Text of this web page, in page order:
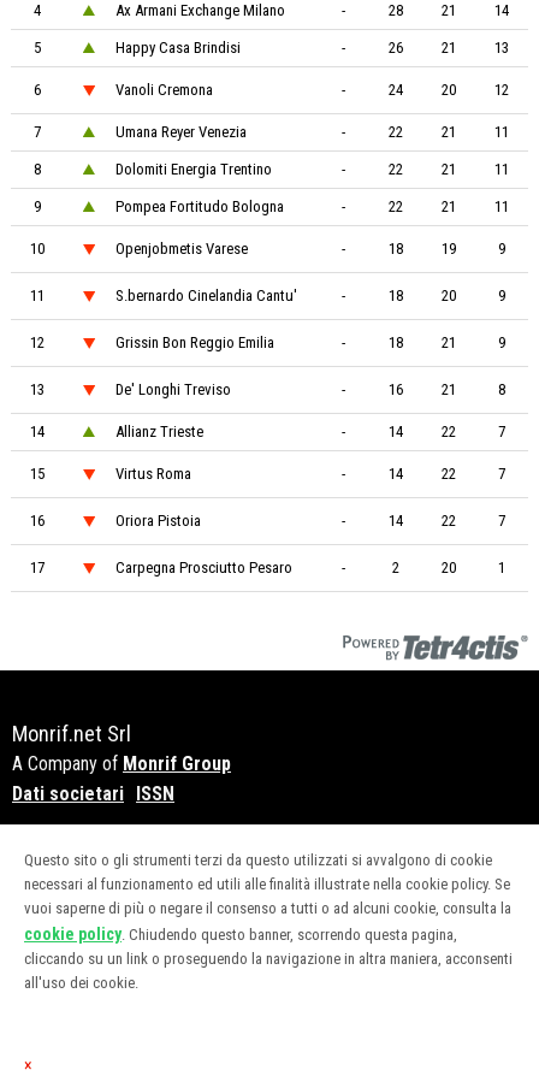
×
Questo sito o gli strumenti terzi da questo utilizzati si avvalgono di cookie
necessari al funzionamento ed utili alle finalità illustrate nella cookie policy. Se
vuoi saperne di più o negare il consenso a tutti o ad alcuni cookie, consulta la
cookie policy. Chiudendo questo banner, scorrendo questa pagina,
cliccando su un link o proseguendo la navigazione in altra maniera, acconsenti
all'uso dei cookie.
4 Ax Armani Exchange Milano - 28 21 14
5 Happy Casa Brindisi - 26 21 13
6 Vanoli Cremona - 24 20 12
7 Umana Reyer Venezia - 22 21 11
8 Dolomiti Energia Trentino - 22 21 11
9 Pompea Fortitudo Bologna - 22 21 11
10 Openjobmetis Varese - 18 19 9
11 S.bernardo Cinelandia Cantu' - 18 20 9
12 Grissin Bon Reggio Emilia - 18 21 9
13 De' Longhi Treviso - 16 21 8
14 Allianz Trieste - 14 22 7
15 Virtus Roma - 14 22 7
16 Oriora Pistoia - 14 22 7
17 Carpegna Prosciutto Pesaro - 2 20 1
Monrif.net Srl
A Company of Monrif Group
Dati societari ISSN
CATEGORIE
ABBONAMENTI